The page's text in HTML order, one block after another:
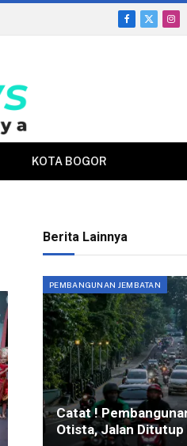
Facebook
X
KOTA BOGOR
Berita Lainnya
PEMBANGUNAN JEMBATAN
Catat !
Otista, Jalan